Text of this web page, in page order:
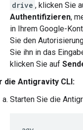
drive , klicken Sie
Authentifizieren,
in Ihrem Google-
Sie den
Sie ihn in das
klicken Sie auf
die Antigravity CLI:
Starten Sie die